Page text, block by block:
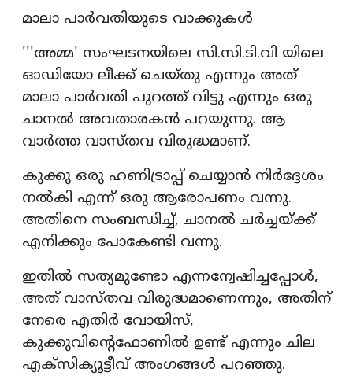
മാലാ പാര്‍വതിയുടെ വാക്കുകള്‍
'''അമ്മ' സംഘടനയിലെ സി.സി.ടി.വി യിലെ
ഓഡിയോ ലീക്ക് ചെയ്തു എന്നും അത്
മാലാ പാര്‍വതി പുറത്ത് വിട്ടു എന്നും ഒരു
ചാനല്‍ അവതാരകന്‍ പറയുന്നു. ആ
വാര്‍ത്ത വാസ്തവ വിരുദ്ധമാണ്.
കുക്കു ഒരു ഹണിട്രാപ്പ് ചെയ്യാന്‍ നിര്‍ദ്ദേശം
നല്‍കി എന്ന് ഒരു ആരോപണം വന്നു.
അതിനെ സംബന്ധിച്ച്, ചാനല്‍ ചര്‍ച്ചയ്ക്ക്
എനിക്കും പോകേണ്ടി വന്നു.
ഇതില്‍ സത്യമുണ്ടോ എന്നന്വേഷിച്ചപ്പോള്‍,
അത് വാസ്തവ വിരുദ്ധമാണെന്നും, അതിന്
നേരെ എതിര്‍ വോയിസ്,
കുക്കുവിന്റെഫോണില്‍ ഉണ്ട് എന്നും ചില
എക്‌സിക്യൂട്ടീവ് അംഗങ്ങള്‍ പറഞ്ഞു.